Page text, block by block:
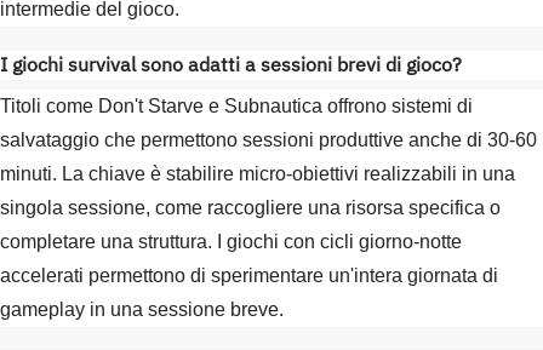
intermedie del gioco.
I giochi survival sono adatti a sessioni brevi di gioco?
Titoli come Don't Starve e Subnautica offrono sistemi di
salvataggio che permettono sessioni produttive anche di 30-60
minuti. La chiave è stabilire micro-obiettivi realizzabili in una
singola sessione, come raccogliere una risorsa specifica o
completare una struttura. I giochi con cicli giorno-notte
accelerati permettono di sperimentare un'intera giornata di
gameplay in una sessione breve.